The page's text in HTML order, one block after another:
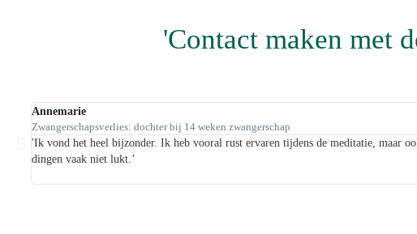
'Contact maken met
Annemarie
Zwangerschapsverlies: dochter bij 14 weken zwangerschap
'Ik vond het heel bijzonder. Ik heb vooral rust ervaren tijdens de meditatie, maar
dingen vaak niet lukt.’